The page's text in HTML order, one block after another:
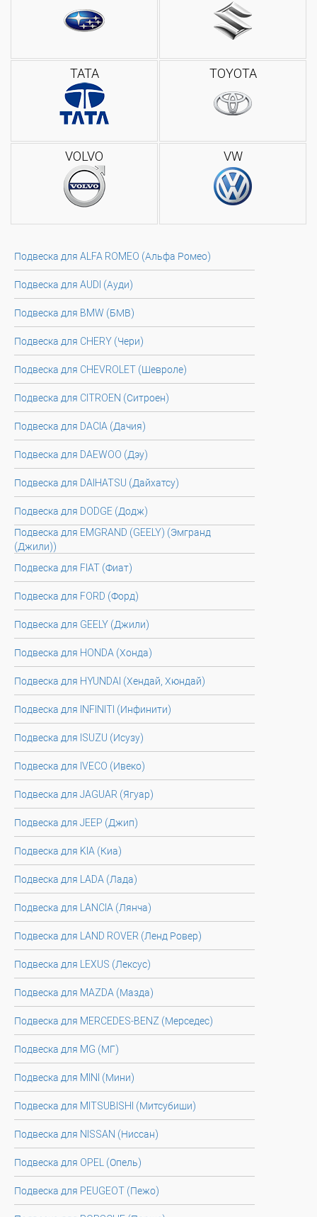
TATA TOYOTA
VOLVO VW
Подвеска для ALFA ROMEO (Альфа Ромео)
Подвеска для AUDI (Ауди)
Подвеска для BMW (БМВ)
Подвеска для CHERY (Чери)
Подвеска для CHEVROLET (Шевроле)
Подвеска для CITROEN (Ситроен)
Подвеска для DACIA (Дачия)
Подвеска для DAEWOO (Дэу)
Подвеска для DAIHATSU (Дайхатсу)
Подвеска для DODGE (Додж)
Подвеска для EMGRAND (GEELY) (Эмгранд
(Джили))
Подвеска для FIAT (Фиат)
Подвеска для FORD (Форд)
Подвеска для GEELY (Джили)
Подвеска для HONDA (Хонда)
Подвеска для HYUNDAI (Хендай, Хюндай)
Подвеска для INFINITI (Инфинити)
Подвеска для ISUZU (Исузу)
Подвеска для IVECO (Ивеко)
Подвеска для JAGUAR (Ягуар)
Подвеска для JEEP (Джип)
Подвеска для KIA (Киа)
Подвеска для LADA (Лада)
Подвеска для LANCIA (Лянча)
Подвеска для LAND ROVER (Ленд Ровер)
Подвеска для LEXUS (Лексус)
Подвеска для MAZDA (Мазда)
Подвеска для MERCEDES-BENZ (Мерседес)
Подвеска для MG (МГ)
Подвеска для MINI (Мини)
Подвеска для MITSUBISHI (Митсубиши)
Подвеска для NISSAN (Ниссан)
Подвеска для OPEL (Опель)
Подвеска для PEUGEOT (Пежо)